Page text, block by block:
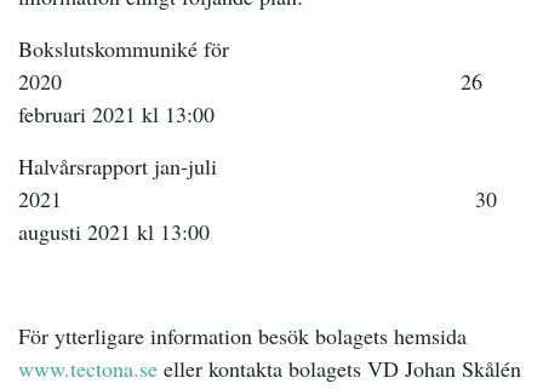
Bokslutskommuniké för
2020 26
februari 2021 kl 13:00
Halvårsrapport jan-juli
2021 30
augusti 2021 kl 13:00
För ytterligare information besök bolagets hemsida
www.tectona.se eller kontakta bolagets VD Johan Skålén